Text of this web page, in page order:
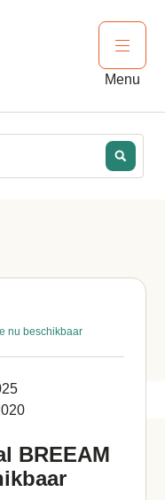
Open
Menu
nu beschikbaar
BREEAM